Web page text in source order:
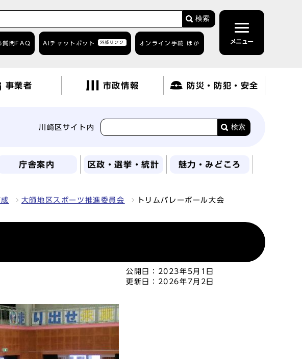
検索
質問 FAQ AIチャットボット 外部リンク オンライン手続 ほか メニュー
事業者 市政情報 防災・防犯・安全
川崎区サイト内 検索
庁舎案内 区政・選挙・統計 魅力・みどころ
大師地区スポーツ推進委員会 トリムバレーボール大会
公開日：
2023年5月1日
更新日：
2026年7月2日